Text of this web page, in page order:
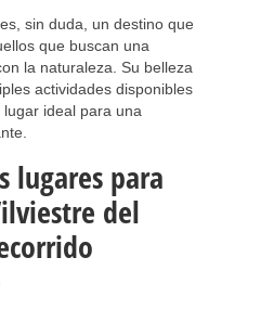
sin duda, un destino que
que buscan una
la naturaleza. Su belleza
actividades disponibles
ideal para una
lugares para
del